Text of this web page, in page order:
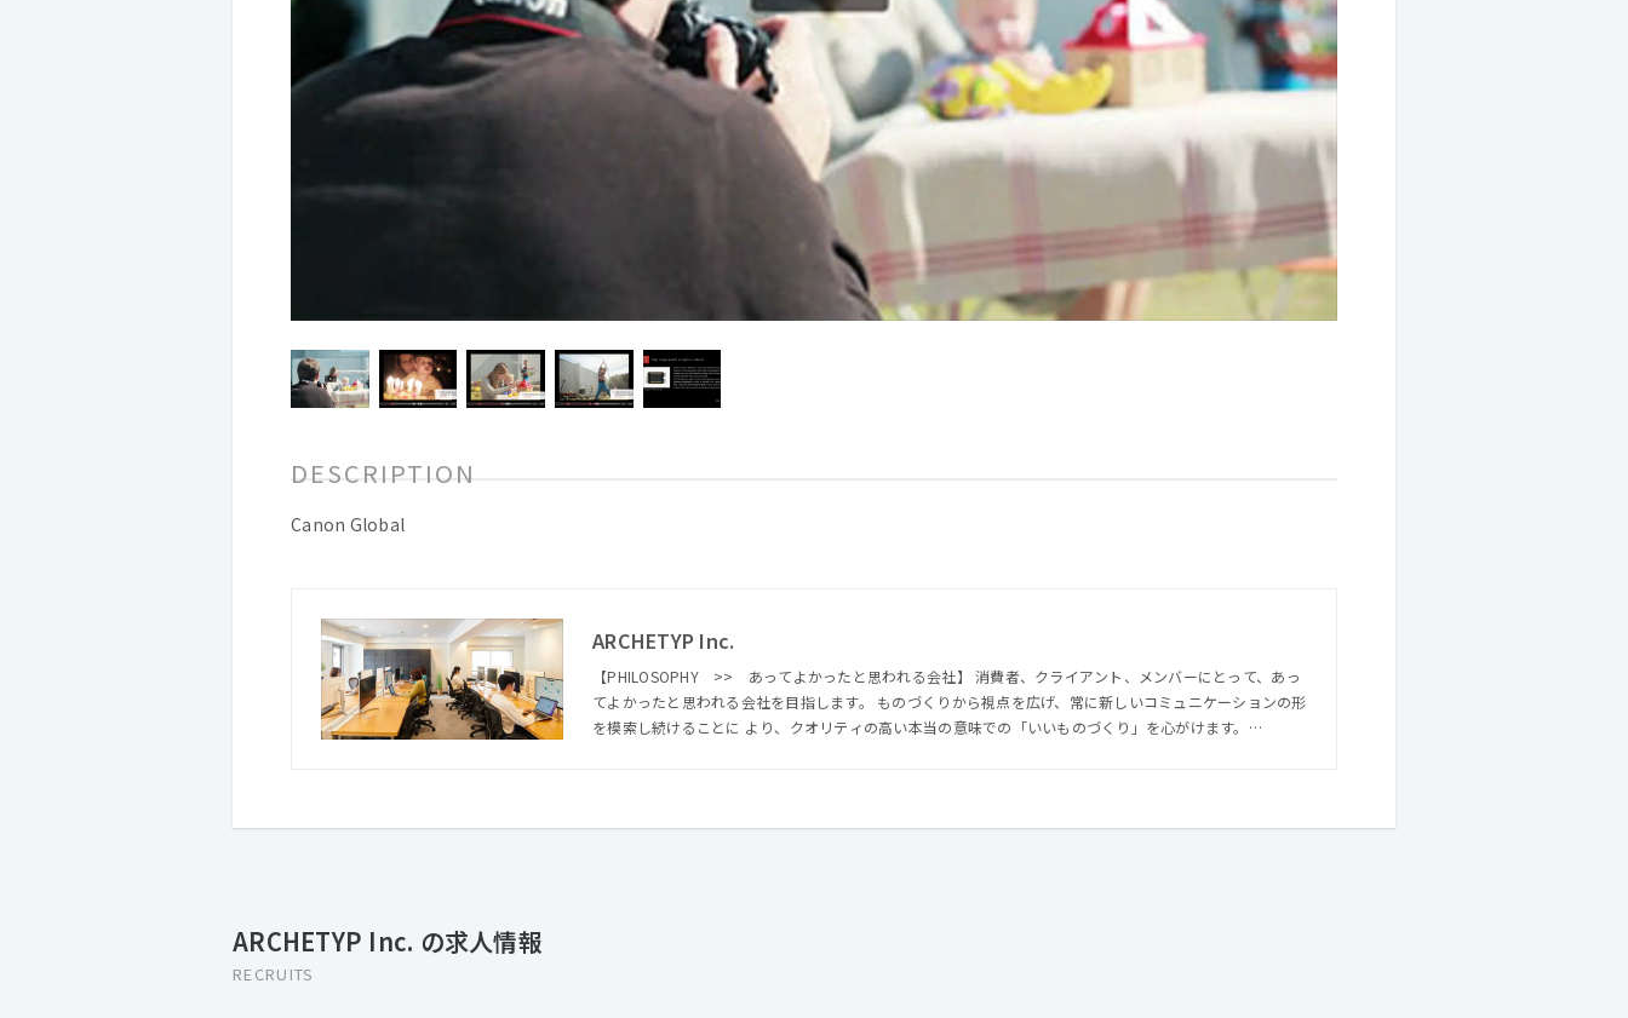
DESCRIPTION
Canon Global
ARCHETYP Inc.
【PHILOSOPHY >> あってよかったと思われる会社】 消費者、クライアント、メンバーにとって、あっ
てよかったと思われる会社を目指します。 ものづくりから視点を広げ、常に新しいコミュニケーションの形
を模索し続けることに より、クオリティの高い本当の意味での「いいものづくり」を心がけます。
イアントとより良き未来を創造していきます。
ARCHETYP Inc. の求人情報
RECRUITS